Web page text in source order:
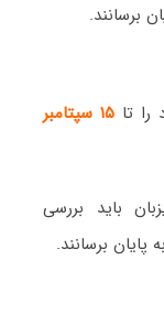
برسانند.
تا ۱۵ سپتامبر
باید بررسی
پایان برسانند.